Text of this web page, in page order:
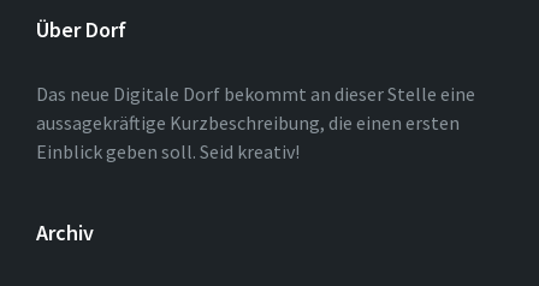
Über Dorf
Das neue Digitale Dorf bekommt an dieser Stelle eine
aussagekräftige Kurzbeschreibung, die einen ersten
Einblick geben soll. Seid kreativ!
Archiv